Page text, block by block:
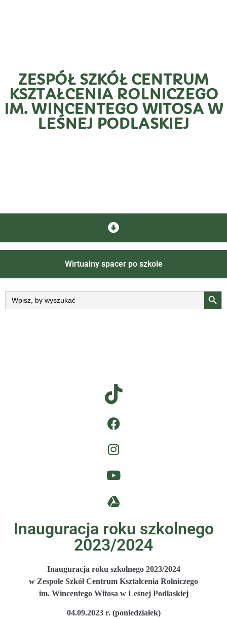
ZESPÓŁ SZKÓŁ CENTRUM
KSZTAŁCENIA ROLNICZEGO
IM. WINCENTEGO WITOSA W
LEŚNEJ PODLASKIEJ
Wirtualny spacer po szkole
Search
for:
Inauguracja roku szkolnego
2023/2024
Inauguracja roku szkolnego 2023/2024
w Zespole Szkół Centrum Kształcenia Rolniczego
im. Wincentego Witosa w Leśnej Podlaskiej
04.09.2023 r. (poniedziałek)